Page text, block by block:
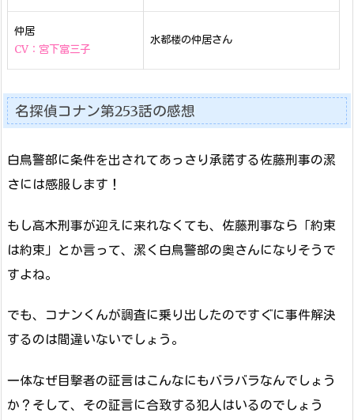
仲居
CV：宮下富三子
水都楼の仲居さん
名探偵コナン第253話の感想
白鳥警部に条件を出されてあっさり承諾する佐藤刑事の潔
さには感服します！
もし高木刑事が迎えに来れなくても、佐藤刑事なら「約束
は約束」とか言って、潔く白鳥警部の奥さんになりそうで
すよね。
でも、コナンくんが調査に乗り出したのですぐに事件解決
するのは間違いないでしょう。
一体なぜ目撃者の証言はこんなにもバラバラなんでしょう
か？そして、その証言に合致する犯人はいるのでしょう